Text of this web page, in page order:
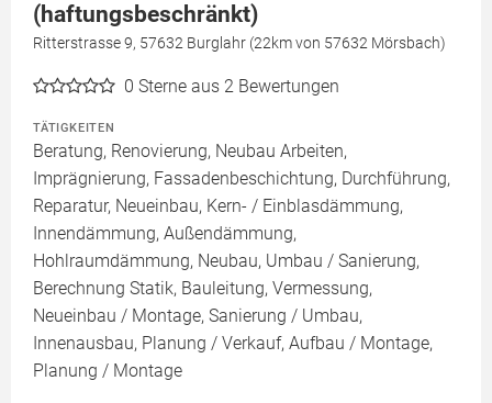
(haftungsbeschränkt)
Ritterstrasse 9, 57632 Burglahr (22km von 57632 Mörsbach)
0 Sterne aus 2 Bewertungen
TÄTIGKEITEN
Beratung, Renovierung, Neubau Arbeiten,
Imprägnierung, Fassadenbeschichtung, Durchführung,
Reparatur, Neueinbau, Kern- / Einblasdämmung,
Innendämmung, Außendämmung,
Hohlraumdämmung, Neubau, Umbau / Sanierung,
Berechnung Statik, Bauleitung, Vermessung,
Neueinbau / Montage, Sanierung / Umbau,
Innenausbau, Planung / Verkauf, Aufbau / Montage,
Planung / Montage